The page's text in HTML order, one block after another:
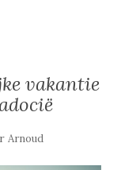
vakantie
Arnoud